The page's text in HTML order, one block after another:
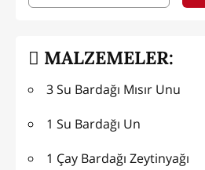
MALZEMELER:
3 Su Bardağı Mısır Unu
1 Su Bardağı Un
1 Çay Bardağı Zeytinyağı